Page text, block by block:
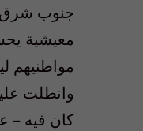
جنوب شرق
معيشية
مواطنيهم
وانطلت
كان فيه –